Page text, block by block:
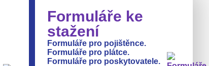
Formuláře ke
stažení
Formuláře pro pojištěnce.
Formuláře pro plátce.
Formuláře pro poskytovatele.